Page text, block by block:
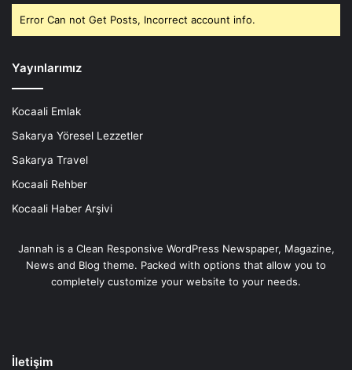
Error Can not Get Posts, Incorrect account info.
Yayınlarımız
Kocaali Emlak
Sakarya Yöresel Lezzetler
Sakarya Travel
Kocaali Rehber
Kocaali Haber Arşivi
Jannah is a Clean Responsive WordPress Newspaper, Magazine,
News and Blog theme. Packed with options that allow you to
completely customize your website to your needs.
İletişim